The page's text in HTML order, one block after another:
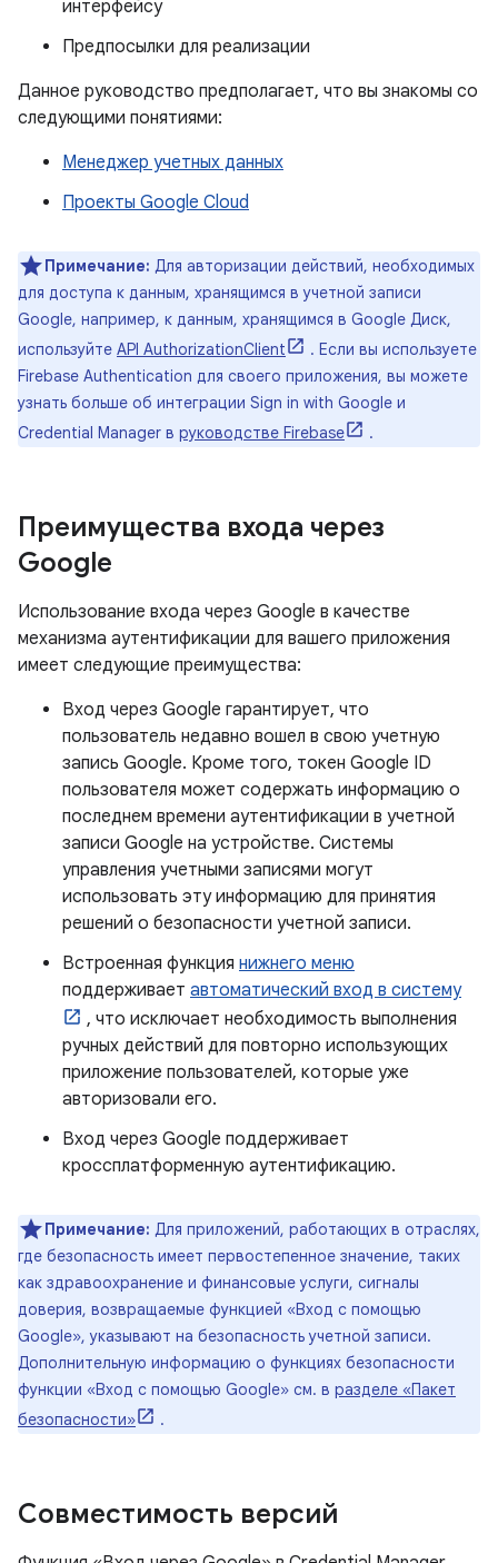
интерфейсу
Предпосылки для реализации
Данное руководство предполагает, что вы знакомы со
следующими понятиями:
Менеджер учетных данных
Проекты Google Cloud
Примечание: Для авторизации действий, необходимых
для доступа к данным, хранящимся в учетной записи
Google, например, к данным, хранящимся в Google Диск,
используйте API AuthorizationClient
. Если вы используете
Firebase Authentication для своего приложения, вы можете
узнать больше об интеграции Sign in with Google и
Credential Manager в руководстве Firebase .
Преимущества входа через
Google
Использование входа через Google в качестве
механизма аутентификации для вашего приложения
имеет следующие преимущества:
Вход через Google гарантирует, что
пользователь недавно вошел в свою учетную
запись Google. Кроме того, токен Google ID
пользователя может содержать информацию о
последнем времени аутентификации в учетной
записи Google на устройстве. Системы
управления учетными записями могут
использовать эту информацию для принятия
решений о безопасности учетной записи.
Встроенная функция нижнего меню
поддерживает автоматический вход в систему
, что исключает необходимость выполнения
ручных действий для повторно использующих
приложение пользователей, которые уже
авторизовали его.
Вход через Google поддерживает
кроссплатформенную аутентификацию.
Примечание: Для приложений, работающих в отраслях,
где безопасность имеет первостепенное значение, таких
как здравоохранение и финансовые услуги, сигналы
доверия, возвращаемые функцией «Вход с помощью
Google», указывают на безопасность учетной записи.
Дополнительную информацию о функциях безопасности
функции «Вход с помощью Google» см. в разделе «Пакет
безопасности»
.
Совместимость версий